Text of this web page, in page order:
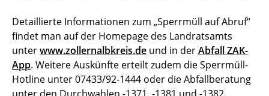
Detaillierte Informationen zum „Sperrmüll auf Abruf“
findet man auf der Homepage des Landratsamts
unterwww.zollernalbkreis.de und in derAbfall ZAK-
App. Weitere Auskünfte erteilt zudem die Sperrmüll-
Hotline unter 07433/92-1444 oder die Abfallberatung
unter den Durchwahlen -1371, -1381 und -1382.